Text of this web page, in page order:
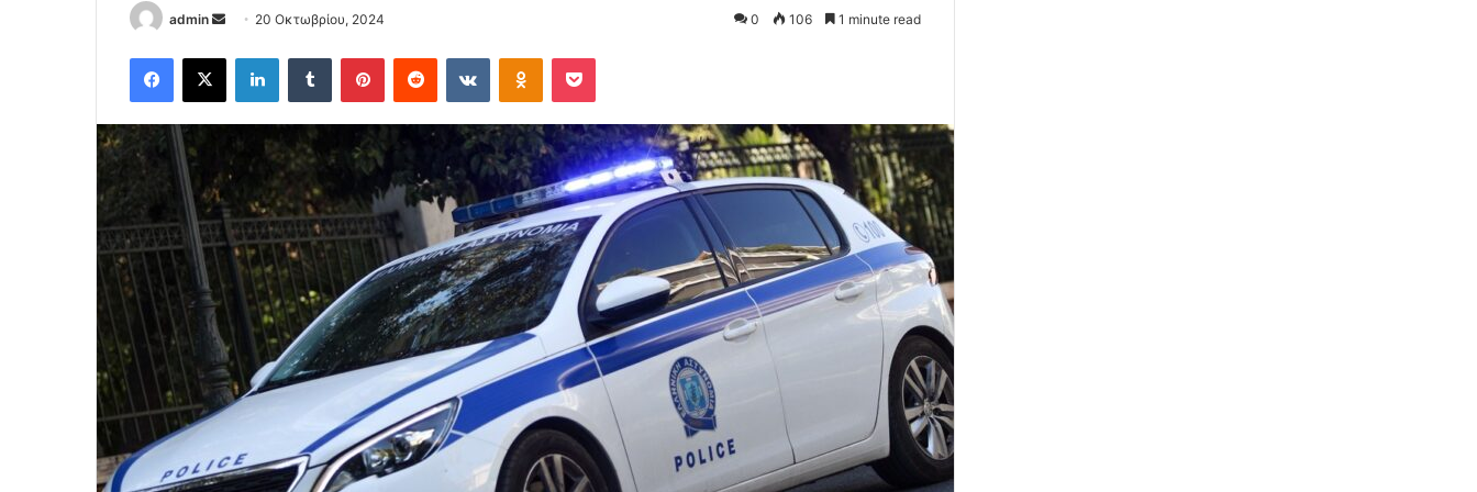
admin
Send
email
20 Οκτωβρίου, 2024 0 106 1 minute read
Facebook
X LinkedInTumblr PinterestReddit VKontakteOdnoklassniki
Pocket